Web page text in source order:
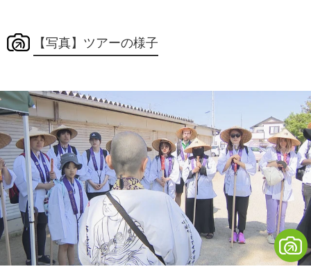
【写真】ツアーの様子